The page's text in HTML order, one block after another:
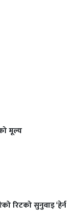
मूल्य
रिटको सुनुवाइ ‘हेर्न